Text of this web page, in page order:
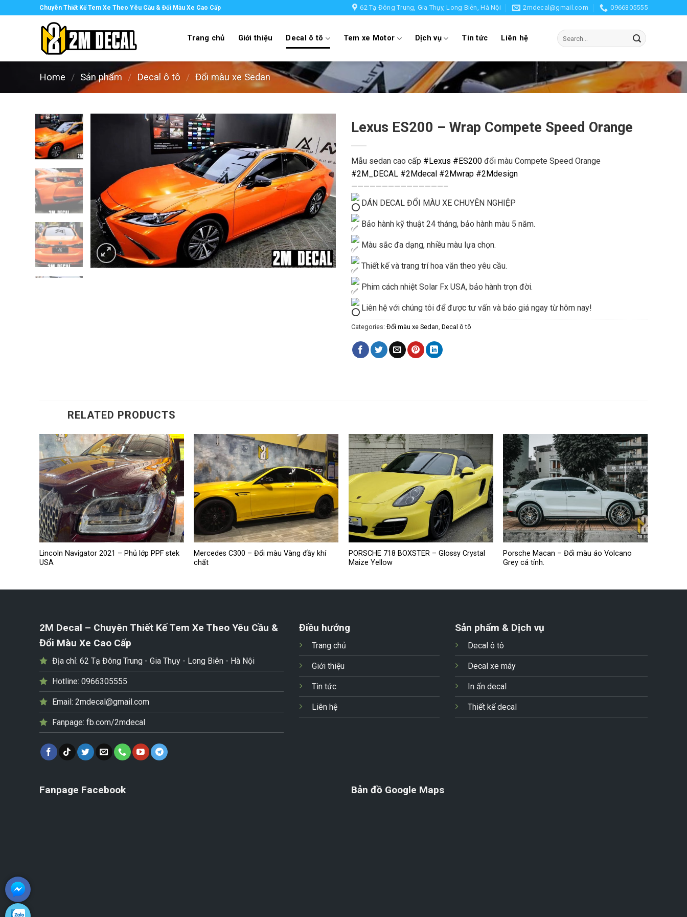
to
Chuyên Thiết Kế Tem Xe Theo Yêu Cầu & Đổi Màu Xe Cao Cấp 62 Tạ Đông Trung, Gia Thụy, Long Biên, Hà Nội 2mdecal@gmail.com 0966305555
Trang chủ Giới thiệu Decal ô tô Tem xe Motor Dịch vụ Tin tức Liên hệ
Search
for:
Home / Sản phẩm / Decal ô tô / Đổi màu xe Sedan
Lexus ES200 – Wrap Compete Speed Orange
Mẫu sedan cao cấp #Lexus #ES200 đổi màu Compete Speed Orange
#2M_DECAL #2Mdecal #2Mwrap #2Mdesign
———————————————–
DÁN DECAL ĐỔI MÀU XE CHUYÊN NGHIỆP
Bảo hành kỹ thuật 24 tháng, bảo hành màu 5 năm.
Màu sắc đa dạng, nhiều màu lựa chọn.
Thiết kế và trang trí hoa văn theo yêu cầu.
Phim cách nhiệt Solar Fx USA, bảo hành trọn đời.
Liên hệ với chúng tôi để được tư vấn và báo giá ngay từ hôm nay!
Categories: Đổi màu xe Sedan, Decal ô tô
RELATED PRODUCTS
Lincoln Navigator 2021 – Phủ lớp PPF stek
USA
Mercedes C300 – Đổi màu Vàng đầy khí
chất
PORSCHE 718 BOXSTER – Glossy Crystal
Maize Yellow
Porsche Macan – Đổi màu áo Volcano
Grey cá tính.
2M Decal – Chuyên Thiết Kế Tem Xe Theo Yêu Cầu &
Đổi Màu Xe Cao Cấp
Địa chỉ: 62 Tạ Đông Trung - Gia Thụy - Long Biên - Hà Nội
Hotline: 0966305555
Email: 2mdecal@gmail.com
Fanpage: fb.com/2mdecal
Điều hướng
Trang chủ
Giới thiệu
Tin tức
Liên hệ
Sản phẩm & Dịch vụ
Decal ô tô
Decal xe máy
In ấn decal
Thiết kế decal
Fanpage Facebook Bản đồ Google Maps